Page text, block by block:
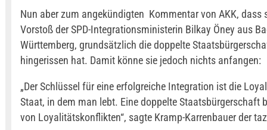
Nun aber zum angekündigten Kommentar von AKK, dass
Vorstoß der SPD-Integrationsministerin Bilkay Öney aus
Württemberg, grundsätzlich die doppelte
hingerissen hat. Damit könne sie jedoch nichts anfangen:
„Der Schlüssel für eine erfolgreiche Integration ist die
Staat, in dem man lebt. Eine doppelte Staatsbürgerschaft
von Loyalitätskonflikten“, sagte Kramp-Karrenbauer der